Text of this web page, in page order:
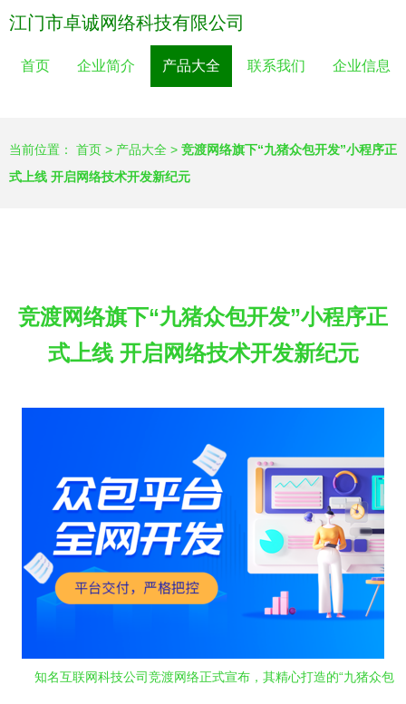
江门市卓诚网络科技有限公司
首页 企业简介 产品大全 联系我们 企业信息
当前位置： 首页 > 产品大全 > 竞渡网络旗下“九猪众包开发”小程序正
式上线 开启网络技术开发新纪元
竞渡网络旗下“九猪众包开发”小程序正
式上线 开启网络技术开发新纪元
知名互联网科技公司竞渡网络正式宣布，其精心打造的“九猪众包